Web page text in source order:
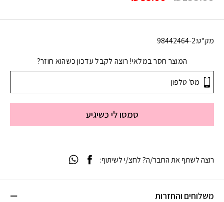
היה:
₪199.00.
הוא:
מק"ט:98442464-2
המוצר חסר במלאי! רוצה לקבל עדכון כשהוא חוזר?
סמסו לי כשיגיע
משלוחים והחזרות
רוצה לשתף את החבר/ה? לחצ/י לשיתוף: